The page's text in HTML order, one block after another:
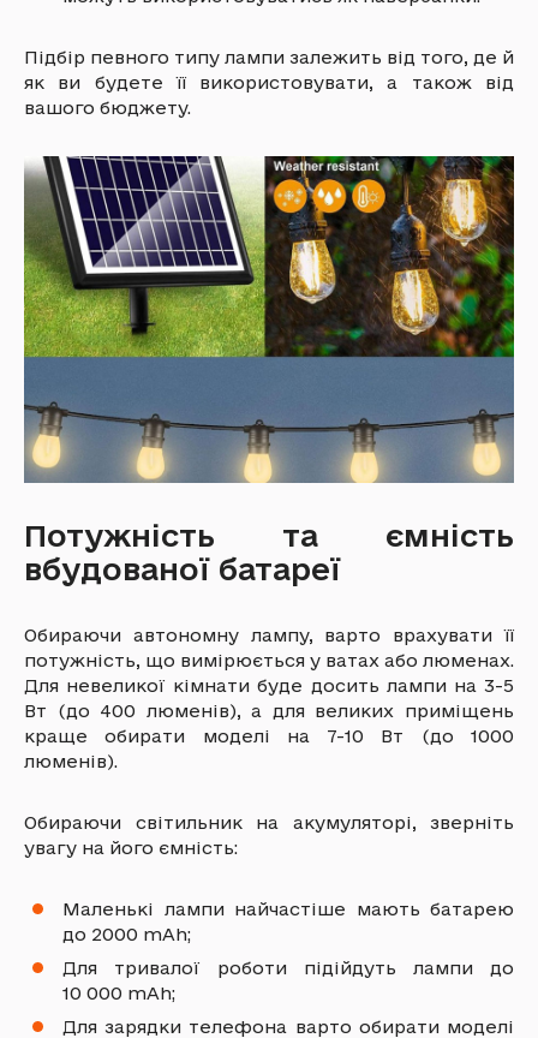
Підбір певного типу лампи залежить від того, де й
як ви будете її використовувати, а також від
вашого бюджету.
Потужність та ємність
вбудованої батареї
Обираючи автономну лампу, варто врахувати її
потужність, що вимірюється у ватах або люменах.
Для невеликої кімнати буде досить лампи на 3-5
Вт (до 400 люменів), а для великих приміщень
краще обирати моделі на 7-10 Вт (до 1000
люменів).
Обираючи світильник на акумуляторі, зверніть
увагу на його ємність:
Маленькі лампи найчастіше мають батарею
до 2000 mAh;
Для тривалої роботи підійдуть лампи до
10 000 mAh;
Для зарядки телефона варто обирати моделі